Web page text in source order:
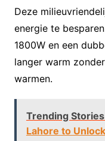
Deze
energie te
1800W en een
langer warm
warmen.
Trending Stories
Lahore to